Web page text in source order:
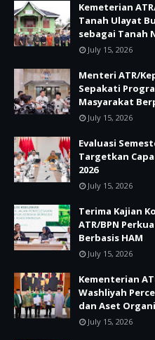
Kemeterian
Tanah Ulayat
sebagai Tanah
July 15, 2026
Menteri ATR/
Sepakati
Masyarakat
July 15, 2026
Evaluasi
Targetkan
2026
July 15, 2026
Terima Kajian
ATR/BPN
Berbasis HAM
July 15, 2026
Kementerian
Washliyah
dan Aset
July 15, 2026